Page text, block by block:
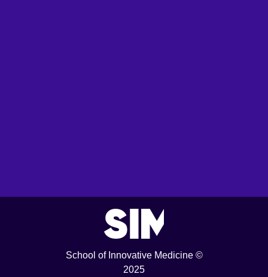
School of Innovative Medicine ©
2025